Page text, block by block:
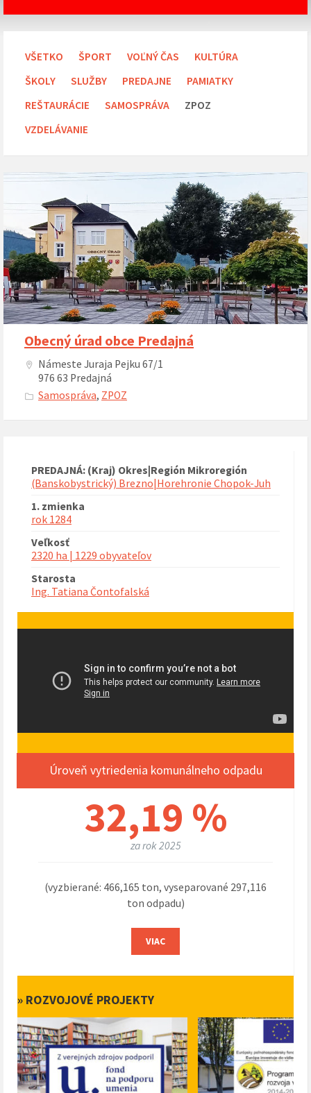
VŠETKO ŠPORT VOĽNÝ ČAS
KULTÚRA
ŠKOLY
SLUŽBY PREDAJNE
PAMIATKY
REŠTAURÁCIE
SAMOSPRÁVA
ZPOZ
VZDELÁVANIE
Obecný
úrad
Predajná
Obecný úrad obce Predajná
Námeste Juraja Pejku 67/1
976 63 Predajná
Samospráva, ZPOZ
PREDAJNÁ: (Kraj) Okres|Región Mikroregión
(Banskobystrický) Brezno|Horehronie Chopok-Juh
1. zmienka
rok 1284
Veľkosť
2320 ha | 1229 obyvateľov
Starosta
Ing. Tatiana Čontofalská
Úroveň vytriedenia komunálneho odpadu
32,19 %
za rok 2025
(vyzbierané: 466,165 ton, vyseparované 297,116
ton odpadu)
VIAC
» ROZVOJOVÉ PROJEKTY